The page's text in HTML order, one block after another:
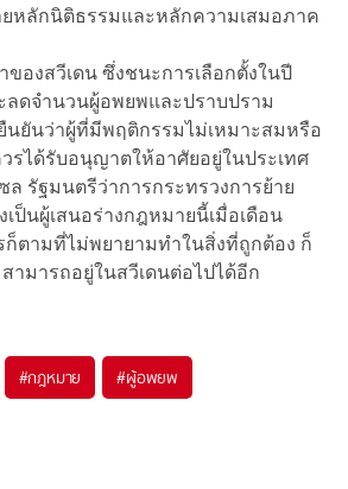
หลักนิติธรรมและหลักความเสมอภาค
ของสวีเดน ซึ่งชนะการเลือกตั้งในปี
ลดจำนวนผู้อพยพและปราบปราม
ยันว่าผู้ที่มีพฤติกรรมไม่เหมาะสมหรือ
รได้รับอนุญาตให้อาศัยอยู่ในประเทศ
รัฐมนตรีว่าการกระทรวงการย้าย
ป็นผู้เสนอร่างกฎหมายนี้เมื่อเดือน
ตามที่ไม่พยายามทำในสิ่งที่ถูกต้อง ก็
ามารถอยู่ในสวีเดนต่อไปได้อีก
#กฎหมาย #ผู้อพยพ